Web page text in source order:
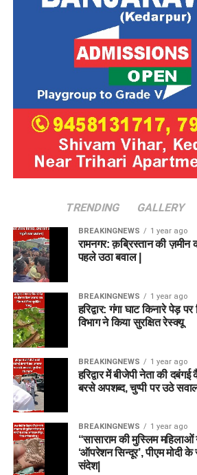
TRENDING GALLERY
BREAKINGNEWS 1 year ago
रामनगर: क़ब्रिस्तान की
पहले उठा बवाल |
BREAKINGNEWS 1 year ago
हरिद्वार: गंगा घाट किनारे पेड़
विभाग ने किया सुरक्षित रेस्क्यू
BREAKINGNEWS 1 year ago
हरिद्वार में बीजेपी नेता की
बरसे अपशब्द, चुप्पी पर उठे
BREAKINGNEWS 1 year ago
“सासाराम की मुस्लिम महिलाओं
‘ऑपरेशन सिन्दूर’, पीएम मोदी
संदेश|